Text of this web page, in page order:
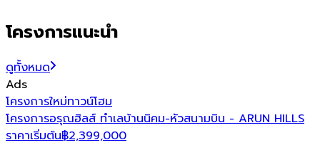
โครงการแนะนำ
ดูทั้งหมด
Ads
โครงการใหม่ทาวน์โฮม
โครงการอรุณฮิลส์ ทำเลบ้านนิคม-หัวสนามบิน - ARUN HILLS
ราคาเริ่มต้น฿2,399,000